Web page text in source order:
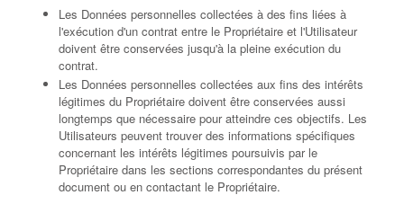
Les Données personnelles collectées à des fins liées à
l'exécution d'un contrat entre le Propriétaire et l'Utilisateur
doivent être conservées jusqu'à la pleine exécution du
contrat.
Les Données personnelles collectées aux fins des intérêts
légitimes du Propriétaire doivent être conservées aussi
longtemps que nécessaire pour atteindre ces objectifs. Les
Utilisateurs peuvent trouver des informations spécifiques
concernant les intérêts légitimes poursuivis par le
Propriétaire dans les sections correspondantes du présent
document ou en contactant le Propriétaire.